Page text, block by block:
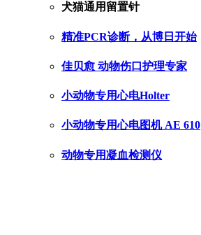
犬猫通用留置针
精准PCR诊断，从博日开始
佳贝愈 动物伤口护理专家
小动物专用心电Holter
小动物专用心电图机 AE 610
动物专用凝血检测仪